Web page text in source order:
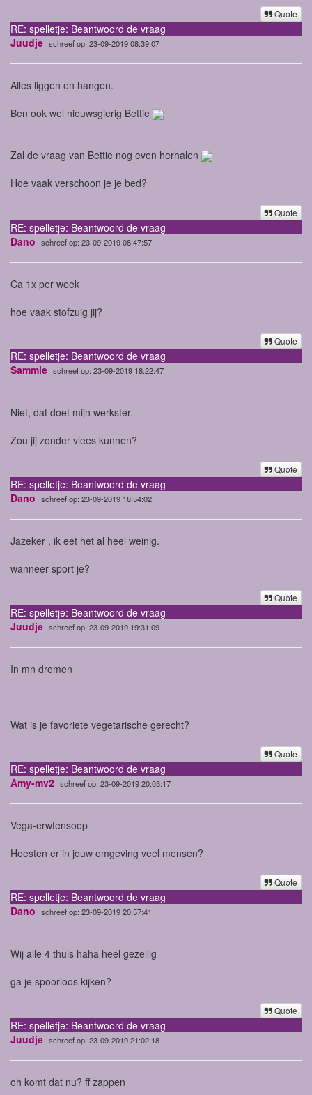
Quote
RE: spelletje: Beantwoord de vraag
Juudje schreef op: 23-09-2019 08:39:07
Alles liggen en hangen.
Ben ook wel nieuwsgierig Bettie
Zal de vraag van Bettie nog even herhalen
Hoe vaak verschoon je je bed?
Quote
RE: spelletje: Beantwoord de vraag
Dano schreef op: 23-09-2019 08:47:57
Ca 1x per week
hoe vaak stofzuig jij?
Quote
RE: spelletje: Beantwoord de vraag
Sammie schreef op: 23-09-2019 18:22:47
Niet, dat doet mijn werkster.
Zou jij zonder vlees kunnen?
Quote
RE: spelletje: Beantwoord de vraag
Dano schreef op: 23-09-2019 18:54:02
Jazeker , ik eet het al heel weinig.
wanneer sport je?
Quote
RE: spelletje: Beantwoord de vraag
Juudje schreef op: 23-09-2019 19:31:09
In mn dromen
Wat is je favoriete vegetarische gerecht?
Quote
RE: spelletje: Beantwoord de vraag
Amy-mv2 schreef op: 23-09-2019 20:03:17
Vega-erwtensoep
Hoesten er in jouw omgeving veel mensen?
Quote
RE: spelletje: Beantwoord de vraag
Dano schreef op: 23-09-2019 20:57:41
Wij alle 4 thuis haha heel gezellig
ga je spoorloos kijken?
Quote
RE: spelletje: Beantwoord de vraag
Juudje schreef op: 23-09-2019 21:02:18
oh komt dat nu? ff zappen